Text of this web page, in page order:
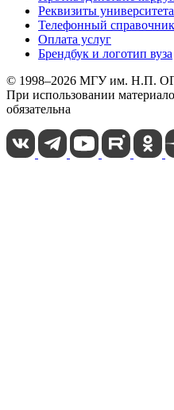
Реквизиты университета
Телефонный справочник
Оплата услуг
Брендбук и логотип вуза
© 1998–2026 МГУ им. Н.П.
При использовании
обязательна